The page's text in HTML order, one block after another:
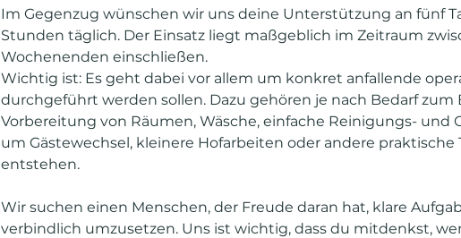
Im Gegenzug wünschen wir uns deine Unterstützung an fünf
Stunden täglich. Der Einsatz liegt maßgeblich im Zeitraum
Wochenenden einschließen.
Wichtig ist: Es geht dabei vor allem um konkret anfallende
durchgeführt werden sollen. Dazu gehören je nach Bedarf zum
Vorbereitung von Räumen, Wäsche, einfache Reinigungs-
um Gästewechsel, kleinere Hofarbeiten oder andere
entstehen.
Wir suchen einen Menschen, der Freude daran hat, klare
verbindlich umzusetzen. Uns ist wichtig, dass du mitdenkst,